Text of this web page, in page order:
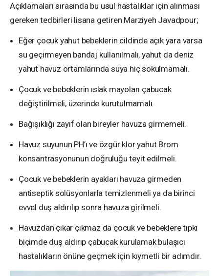
Açıklamaları sırasında bu usul hastalıklar için alınması
gereken tedbirleri lisana getiren Marziyeh Javadpour;
Eğer çocuk yahut bebeklerin cildinde açık yara varsa
su geçirmeyen bandaj kullanılmalı, yahut da deniz
yahut havuz ortamlarında suya hiç sokulmamalı.
Çocuk ve bebeklerin ıslak mayoları çabucak
değiştirilmeli, üzerinde kurutulmamalı.
Bağışıklığı zayıf olan bireyler havuza girmemeli.
Havuz suyunun PH’ı ve özgür klor yahut Brom
konsantrasyonunun doğruluğu teyit edilmeli.
Çocuk ve bebeklerin ayakları havuza girmeden
antiseptik solüsyonlarla temizlenmeli ya da birinci
evvel duş aldırılıp sonra havuza girilmeli.
Havuzdan çıkar çıkmaz da çocuk ve bebeklere tıpkı
biçimde duş aldırıp çabucak kurulamak bulaşıcı
hastalıkların önüne geçmek için kıymetli bir adımdır.